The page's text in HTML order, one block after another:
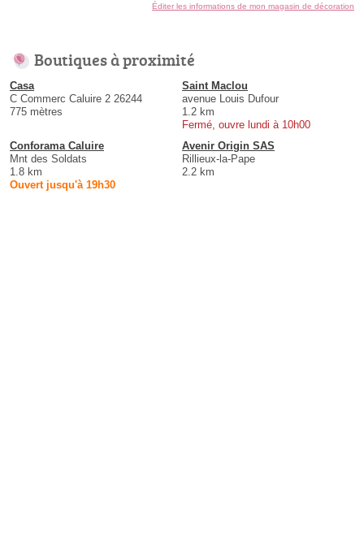
Éditer les informations de mon magasin de décoration
Boutiques à proximité
Casa
C Commerc Caluire 2 26244
775 mètres
Saint Maclou
avenue Louis Dufour
1.2 km
Fermé, ouvre lundi à 10h00
Conforama Caluire
Mnt des Soldats
1.8 km
Ouvert jusqu'à 19h30
Avenir Origin SAS
Rillieux-la-Pape
2.2 km